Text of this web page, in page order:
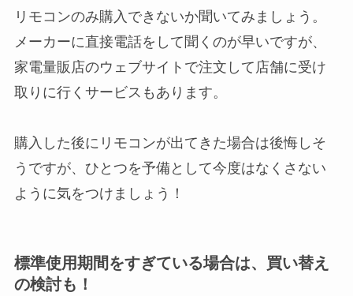
リモコンのみ購入できないか聞いてみましょう。
メーカーに直接電話をして聞くのが早いですが、
家電量販店のウェブサイトで注文して店舗に受け
取りに行くサービスもあります。
購入した後にリモコンが出てきた場合は後悔しそ
うですが、ひとつを予備として今度はなくさない
ように気をつけましょう！
標準使用期間をすぎている場合は、買い替え
の検討も！